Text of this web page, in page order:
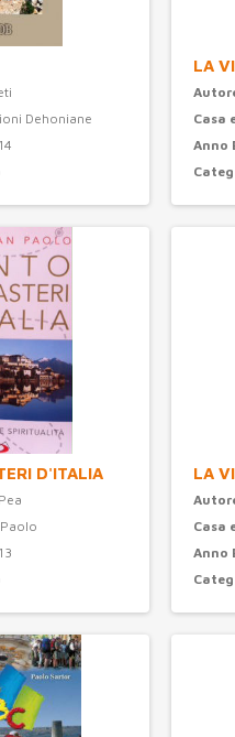
Dehoniane
LA
Casa
Anno
D'ITALIA LA
Casa
Anno